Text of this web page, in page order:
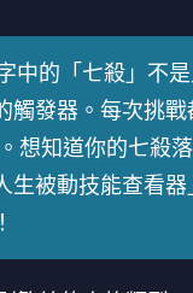
中的「七殺」不
觸發器。每次挑戰
想知道你的七殺
生被動技能查看器